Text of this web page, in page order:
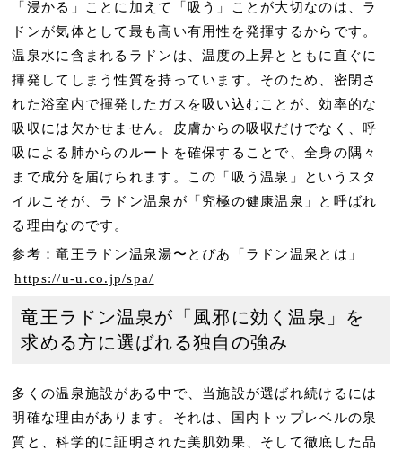
「浸かる」ことに加えて「吸う」ことが大切なのは、ラ
ドンが気体として最も高い有用性を発揮するからです。
温泉水に含まれるラドンは、温度の上昇とともに直ぐに
揮発してしまう性質を持っています。そのため、密閉さ
れた浴室内で揮発したガスを吸い込むことが、効率的な
吸収には欠かせません。皮膚からの吸収だけでなく、呼
吸による肺からのルートを確保することで、全身の隅々
まで成分を届けられます。この「吸う温泉」というスタ
イルこそが、ラドン温泉が「究極の健康温泉」と呼ばれ
る理由なのです。
参考：竜王ラドン温泉湯〜とぴあ「ラドン温泉とは」
https://u-u.co.jp/spa/
竜王ラドン温泉が「風邪に効く温泉」を
求める方に選ばれる独自の強み
多くの温泉施設がある中で、当施設が選ばれ続けるには
明確な理由があります。それは、国内トップレベルの泉
質と、科学的に証明された美肌効果、そして徹底した品